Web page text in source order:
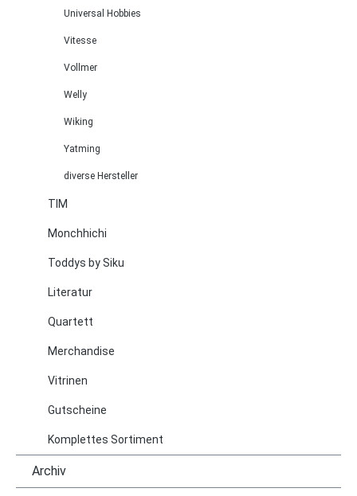
Universal Hobbies
Vitesse
Vollmer
Welly
Wiking
Yatming
diverse Hersteller
TIM
Monchhichi
Toddys by Siku
Literatur
Quartett
Merchandise
Vitrinen
Gutscheine
Komplettes Sortiment
Archiv